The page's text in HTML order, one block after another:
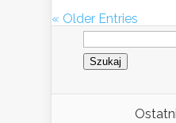
« Older Entries
Szukaj: